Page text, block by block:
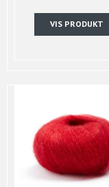
VIS PRODUKT